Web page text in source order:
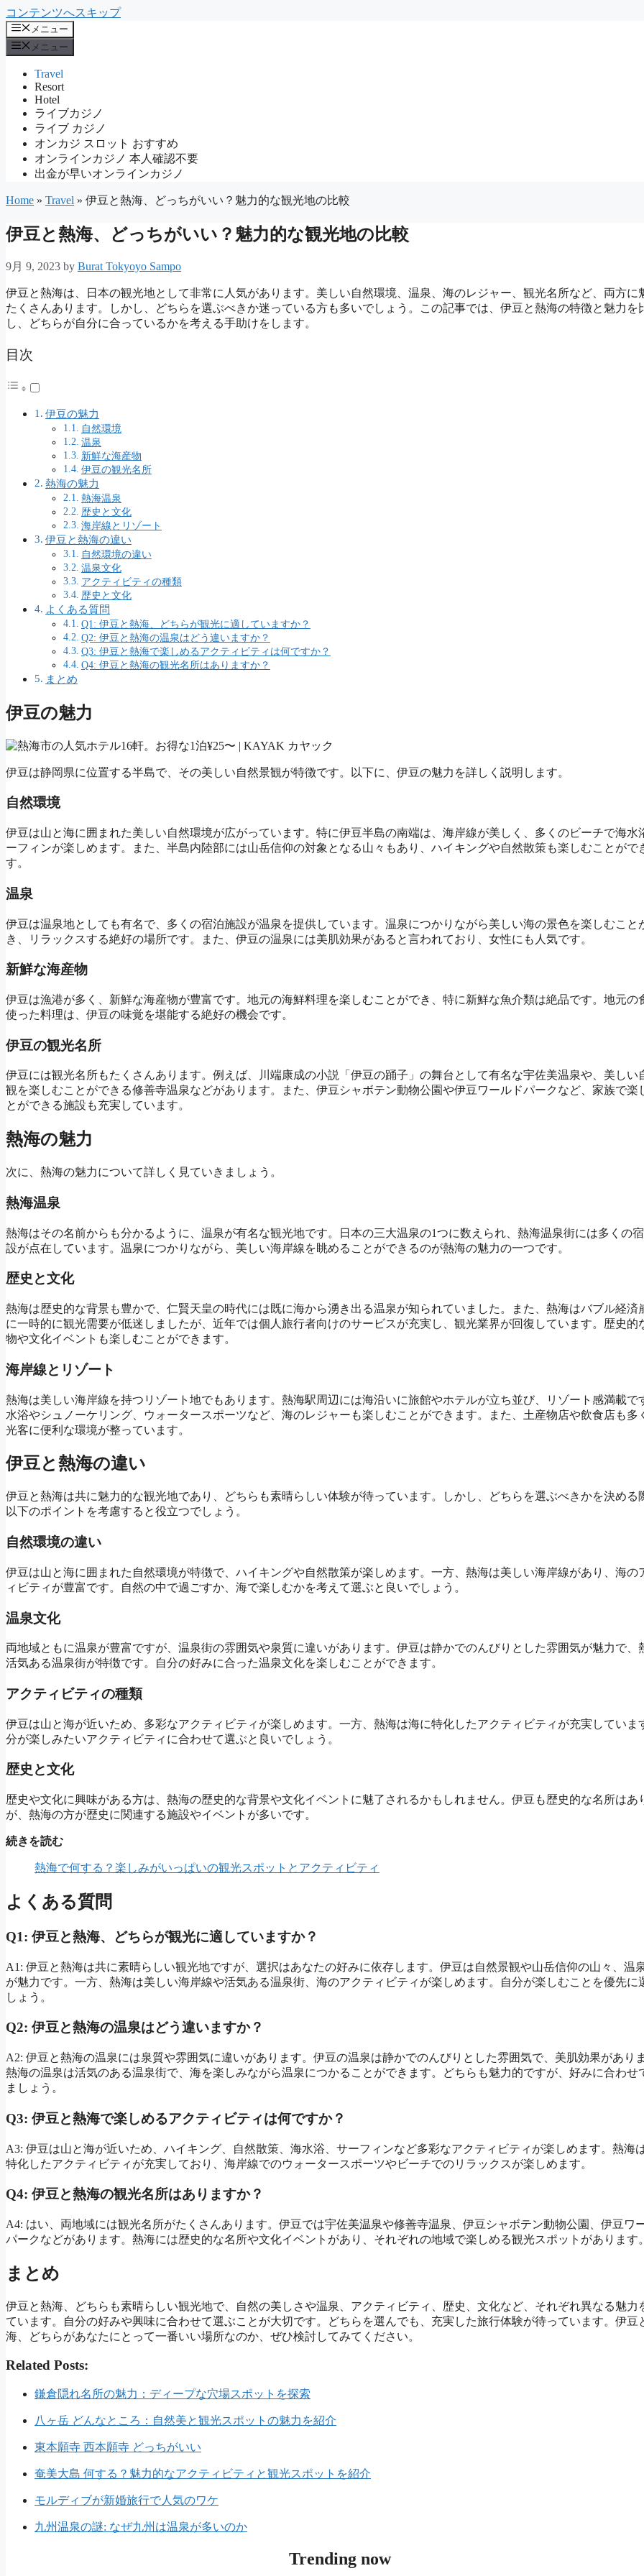
コンテンツへスキップ
メニュー
メニュー
Travel
Resort
Hotel
ライブカジノ
ライブ カジノ
オンカジ スロット おすすめ
オンラインカジノ 本人確認不要
出金が早いオンラインカジノ
Home » Travel » 伊豆と熱海、どっちがいい？魅力的な観光地の比較
伊豆と熱海、どっちがいい？魅力的な観光地の比較
9月 9, 2023 by Burat Tokyoyo Sampo
伊豆と熱海は、日本の観光地として非常に人気があります。美しい自然環境、温泉、海のレジャー、観光名所など、両方に
たくさんあります。しかし、どちらを選ぶべきか迷っている方も多いでしょう。この記事では、伊豆と熱海の特徴と魅力を
し、どちらが自分に合っているかを考える手助けをします。
目次
伊豆の魅力
自然環境
温泉
新鮮な海産物
伊豆の観光名所
熱海の魅力
熱海温泉
歴史と文化
海岸線とリゾート
伊豆と熱海の違い
自然環境の違い
温泉文化
アクティビティの種類
歴史と文化
よくある質問
Q1: 伊豆と熱海、どちらが観光に適していますか？
Q2: 伊豆と熱海の温泉はどう違いますか？
Q3: 伊豆と熱海で楽しめるアクティビティは何ですか？
Q4: 伊豆と熱海の観光名所はありますか？
まとめ
伊豆の魅力
伊豆は静岡県に位置する半島で、その美しい自然景観が特徴です。以下に、伊豆の魅力を詳しく説明します。
自然環境
伊豆は山と海に囲まれた美しい自然環境が広がっています。特に伊豆半島の南端は、海岸線が美しく、多くのビーチで海水
ーフィンが楽しめます。また、半島内陸部には山岳信仰の対象となる山々もあり、ハイキングや自然散策も楽しむことがで
す。
温泉
伊豆は温泉地としても有名で、多くの宿泊施設が温泉を提供しています。温泉につかりながら美しい海の景色を楽しむこと
き、リラックスする絶好の場所です。また、伊豆の温泉には美肌効果があると言われており、女性にも人気です。
新鮮な海産物
伊豆は漁港が多く、新鮮な海産物が豊富です。地元の海鮮料理を楽しむことができ、特に新鮮な魚介類は絶品です。地元の
使った料理は、伊豆の味覚を堪能する絶好の機会です。
伊豆の観光名所
伊豆には観光名所もたくさんあります。例えば、川端康成の小説「伊豆の踊子」の舞台として有名な宇佐美温泉や、美しい
観を楽しむことができる修善寺温泉などがあります。また、伊豆シャボテン動物公園や伊豆ワールドパークなど、家族で楽
とができる施設も充実しています。
熱海の魅力
次に、熱海の魅力について詳しく見ていきましょう。
熱海温泉
熱海はその名前からも分かるように、温泉が有名な観光地です。日本の三大温泉の1つに数えられ、熱海温泉街には多くの
設が点在しています。温泉につかりながら、美しい海岸線を眺めることができるのが熱海の魅力の一つです。
歴史と文化
熱海は歴史的な背景も豊かで、仁賢天皇の時代には既に海から湧き出る温泉が知られていました。また、熱海はバブル経済
に一時的に観光需要が低迷しましたが、近年では個人旅行者向けのサービスが充実し、観光業界が回復しています。歴史的
物や文化イベントも楽しむことができます。
海岸線とリゾート
熱海は美しい海岸線を持つリゾート地でもあります。熱海駅周辺には海沿いに旅館やホテルが立ち並び、リゾート感満載で
水浴やシュノーケリング、ウォータースポーツなど、海のレジャーも楽しむことができます。また、土産物店や飲食店も多
光客に便利な環境が整っています。
伊豆と熱海の違い
伊豆と熱海は共に魅力的な観光地であり、どちらも素晴らしい体験が待っています。しかし、どちらを選ぶべきかを決める
以下のポイントを考慮すると役立つでしょう。
自然環境の違い
伊豆は山と海に囲まれた自然環境が特徴で、ハイキングや自然散策が楽しめます。一方、熱海は美しい海岸線があり、海の
ィビティが豊富です。自然の中で過ごすか、海で楽しむかを考えて選ぶと良いでしょう。
温泉文化
両地域ともに温泉が豊富ですが、温泉街の雰囲気や泉質に違いがあります。伊豆は静かでのんびりとした雰囲気が魅力で、
活気ある温泉街が特徴です。自分の好みに合った温泉文化を楽しむことができます。
アクティビティの種類
伊豆は山と海が近いため、多彩なアクティビティが楽しめます。一方、熱海は海に特化したアクティビティが充実していま
分が楽しみたいアクティビティに合わせて選ぶと良いでしょう。
歴史と文化
歴史や文化に興味がある方は、熱海の歴史的な背景や文化イベントに魅了されるかもしれません。伊豆も歴史的な名所はあ
が、熱海の方が歴史に関連する施設やイベントが多いです。
続きを読む
熱海で何する？楽しみがいっぱいの観光スポットとアクティビティ
よくある質問
Q1: 伊豆と熱海、どちらが観光に適していますか？
A1: 伊豆と熱海は共に素晴らしい観光地ですが、選択はあなたの好みに依存します。伊豆は自然景観や山岳信仰の山々、温
が魅力です。一方、熱海は美しい海岸線や活気ある温泉街、海のアクティビティが楽しめます。自分が楽しむことを優先に
しょう。
Q2: 伊豆と熱海の温泉はどう違いますか？
A2: 伊豆と熱海の温泉には泉質や雰囲気に違いがあります。伊豆の温泉は静かでのんびりとした雰囲気で、美肌効果がありま
熱海の温泉は活気のある温泉街で、海を楽しみながら温泉につかることができます。どちらも魅力的ですが、好みに合わせ
ましょう。
Q3: 伊豆と熱海で楽しめるアクティビティは何ですか？
A3: 伊豆は山と海が近いため、ハイキング、自然散策、海水浴、サーフィンなど多彩なアクティビティが楽しめます。熱海
特化したアクティビティが充実しており、海岸線でのウォータースポーツやビーチでのリラックスが楽しめます。
Q4: 伊豆と熱海の観光名所はありますか？
A4: はい、両地域には観光名所がたくさんあります。伊豆では宇佐美温泉や修善寺温泉、伊豆シャボテン動物公園、伊豆ワ
パークなどがあります。熱海には歴史的な名所や文化イベントがあり、それぞれの地域で楽しめる観光スポットがあります。
まとめ
伊豆と熱海、どちらも素晴らしい観光地で、自然の美しさや温泉、アクティビティ、歴史、文化など、それぞれ異なる魅力
ています。自分の好みや興味に合わせて選ぶことが大切です。どちらを選んでも、充実した旅行体験が待っています。伊豆
海、どちらがあなたにとって一番いい場所なのか、ぜひ検討してみてください。
Related Posts:
鎌倉隠れ名所の魅力：ディープな穴場スポットを探索
八ヶ岳 どんなところ：自然美と観光スポットの魅力を紹介
東本願寺 西本願寺 どっちがいい
奄美大島 何する？魅力的なアクティビティと観光スポットを紹介
モルディブが新婚旅行で人気のワケ
九州温泉の謎: なぜ九州は温泉が多いのか
Trending now